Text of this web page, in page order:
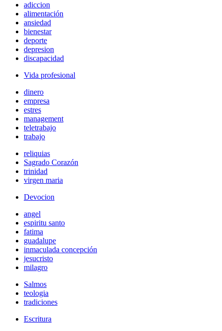
adiccion
alimentación
ansiedad
bienestar
deporte
depresion
discapacidad
Vida profesional
dinero
empresa
estres
management
teletrabajo
trabajo
reliquias
Sagrado Corazón
trinidad
virgen maria
Devocion
angel
espiritu santo
fatima
guadalupe
inmaculada concepción
jesucristo
milagro
Salmos
teologia
tradiciones
Escritura